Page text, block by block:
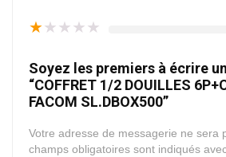
★★★★★
Soyez les premiers à écrire
“COFFRET 1/2 DOUILLES
FACOM SL.DBOX500”
Votre adresse de messagerie ne sera
champs obligatoires sont indiqués